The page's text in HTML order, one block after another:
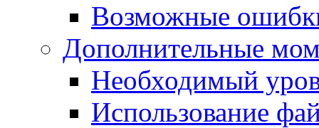
Возможные
Дополнительные
Необходимый
Использование